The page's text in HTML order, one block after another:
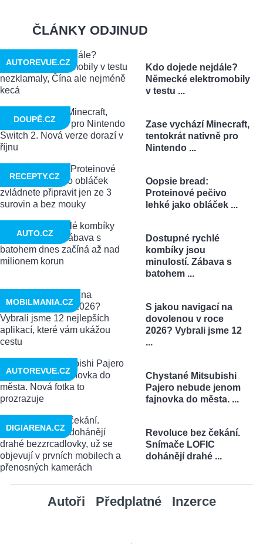
ČLÁNKY ODJINUD
Kdo dojede nejdále?
Německé elektromobily
v testu ...
AUTOREVUE.CZ
Zase vychází Minecraft,
tentokrát nativně pro
Nintendo ...
DOUPĚ.CZ
Oopsie bread:
Proteinové pečivo
lehké jako obláček ...
RECEPTY.CZ
Dostupné rychlé
kombíky jsou
minulostí. Zábava s
batohem ...
AUTO.CZ
S jakou navigací na
dovolenou v roce
2026? Vybrali jsme 12
...
MOBILMANIA.CZ
Chystané Mitsubishi
Pajero nebude jenom
fajnovka do města. ...
AUTOREVUE.CZ
Revoluce bez čekání.
Snímače LOFIC
dohánějí drahé ...
DIGIARENA.CZ
Autoři Předplatné Inzerce